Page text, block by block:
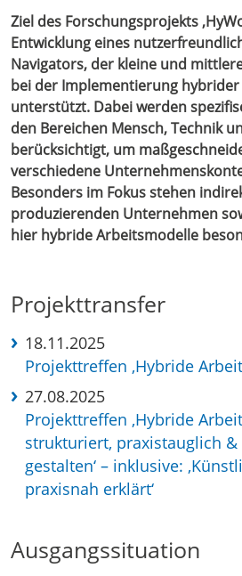
Ziel des Forschungsprojekts
Entwicklung eines
Navigators, der kleine und
bei der Implementierung
unterstützt. Dabei werden
den Bereichen Mensch, Technik
berücksichtigt, um
verschiedene
Besonders im Fokus stehen
produzierenden Unternehmen
hier hybride Arbeitsmodelle
Projekttransfer
18.11.2025
Projekttreffen ‚Hybride
27.08.2025
Projekttreffen ‚Hybride
strukturiert, praxistauglich
gestalten‘ – inklusive:
praxisnah erklärt‘
Ausgangssituation